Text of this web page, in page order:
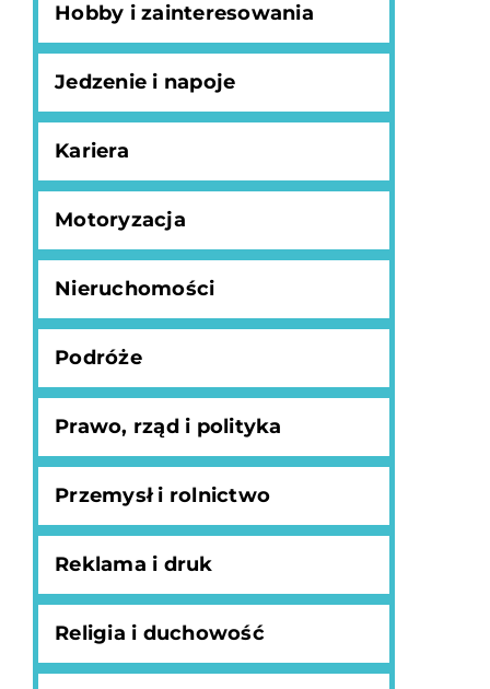
Hobby i zainteresowania
Jedzenie i napoje
Kariera
Motoryzacja
Nieruchomości
Podróże
Prawo, rząd i polityka
Przemysł i rolnictwo
Reklama i druk
Religia i duchowość